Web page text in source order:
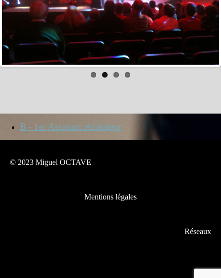
B - 1er Assistant réalisateur
© 2023 Miguel OCTAVE
Mentions légales
Réseaux